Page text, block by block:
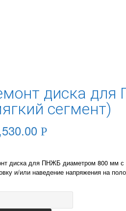
диска для
сегмент)
Р
диска для ПНЖБ диаметром 800 мм с
и/или наведение напряжения на